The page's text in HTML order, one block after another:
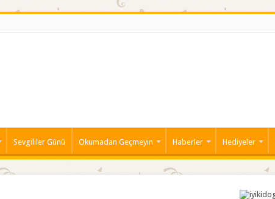
Sevgililer Günü Okumadan Geçmeyin Haberler Hediyeler